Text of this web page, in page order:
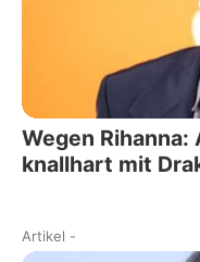
Wegen
knallhart mit
Artikel -